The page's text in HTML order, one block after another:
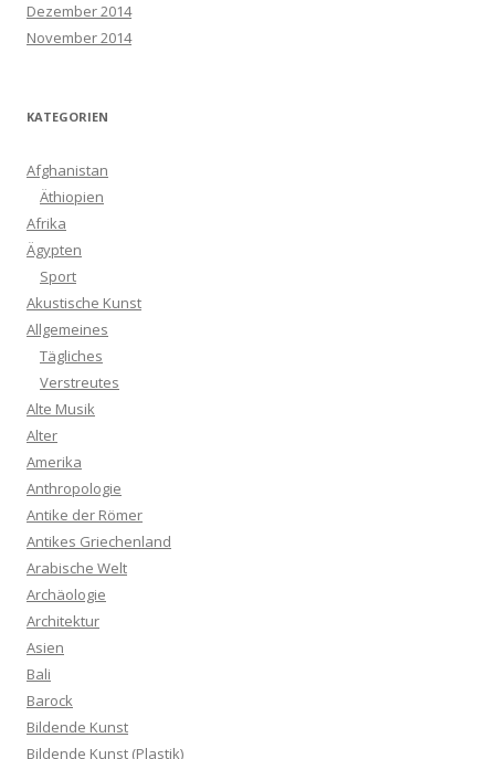
Dezember 2014
November 2014
KATEGORIEN
Afghanistan
Äthiopien
Afrika
Ägypten
Sport
Akustische Kunst
Allgemeines
Tägliches
Verstreutes
Alte Musik
Alter
Amerika
Anthropologie
Antike der Römer
Antikes Griechenland
Arabische Welt
Archäologie
Architektur
Asien
Bali
Barock
Bildende Kunst
Bildende Kunst (Plastik)